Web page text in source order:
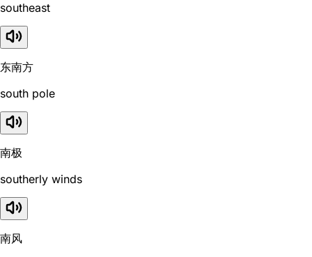
southeast
东南方
south pole
南极
southerly winds
南风